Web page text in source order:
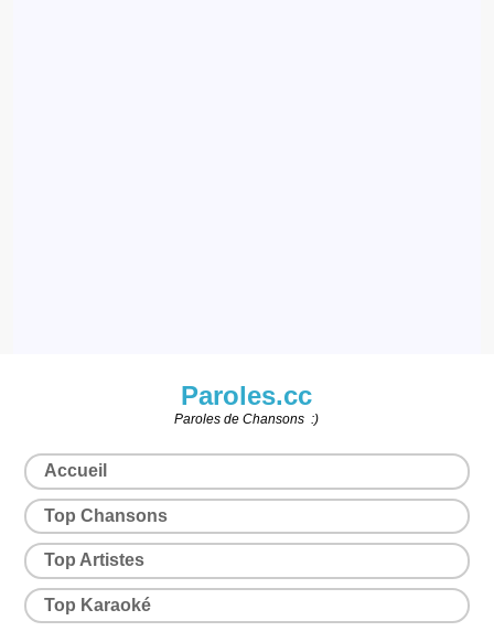
Paroles.cc
Paroles de Chansons :)
Accueil
Top Chansons
Top Artistes
Top Karaoké